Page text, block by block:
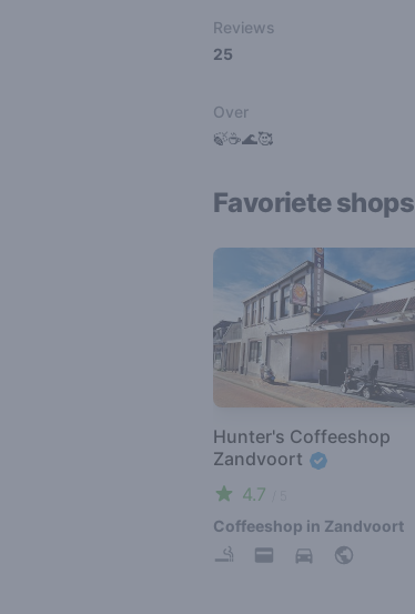
Reviews
25
Over
🍃☕️🌊🥰
Favoriete shops
Hunter's Coffeeshop
Zandvoort
4.7
Coffeeshop in Zandvoort